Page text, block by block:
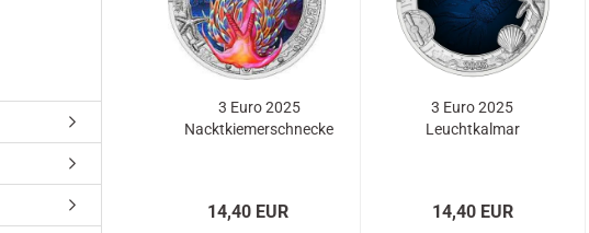
3 Euro 2025
Nacktkiemerschnecke
14,40 EUR
3 Euro 2025
Leuchtkalmar
14,40 EUR